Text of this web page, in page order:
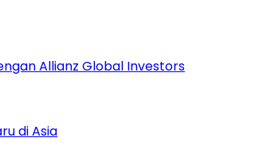
Allianz Global Investors
di Asia